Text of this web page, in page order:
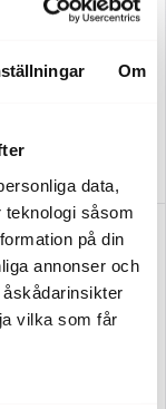
Om
data,
såsom
på din
annonser och
vilka som får
AKM6230 Nordic
40%